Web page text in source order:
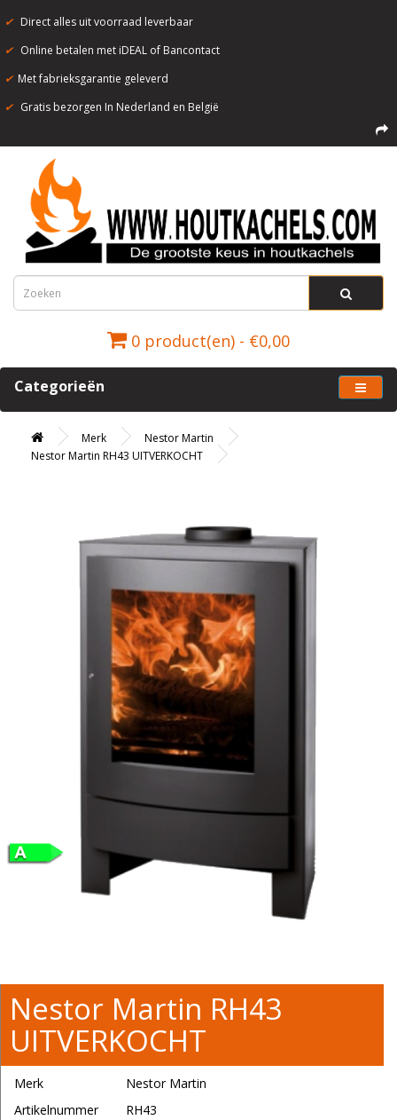
✔ Direct alles uit voorraad leverbaar
✔ Online betalen met iDEAL of Bancontact
✔ Met fabrieksgarantie geleverd
✔ Gratis bezorgen In Nederland en België
0 product(en) - €0,00
Categorieën
Merk
Nestor Martin
Nestor Martin RH43 UITVERKOCHT
Nestor Martin RH43
UITVERKOCHT
Merk
Nestor Martin
Artikelnummer
RH43